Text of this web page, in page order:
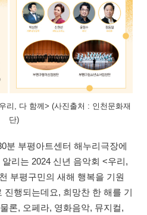
리, 다 함께> (사진출처 : 인천문화재
단)
분 부평아트센터 해누리극장에
리는 2024 신년 음악회 <우리,
부평구민의 새해 행복을 기원
행되는데요, 희망찬 한 해를 기
론, 오페라, 영화음악, 뮤지컬,